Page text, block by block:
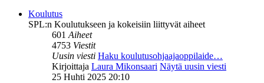
Koulutus
SPL:n Koulutukseen ja kokeisiin liittyvät aiheet
601Aiheet
4753 Viestit
Uusin viesti Haku koulutusohjaajaoppilaide…
Kirjoittaja Laura Mikonsaari Näytä uusin viesti
25 Huhti 2025 20:10